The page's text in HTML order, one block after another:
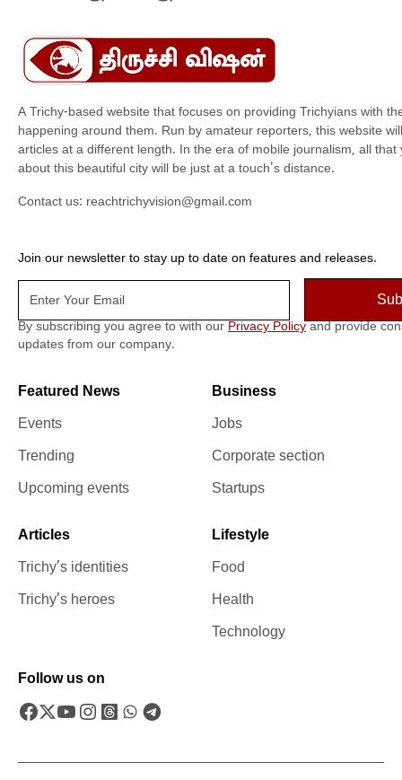
A Trichy-based website that focuses on providing Trichyians with
happening around them. Run by amateur reporters, this website
articles at a different length. In the era of mobile journalism, all that
about this beautiful city will be just at a touch's distance.
Contact us: reachtrichyvision@gmail.com
Join our newsletter to stay up to date on features and releases.
By subscribing you agree to with our Privacy Policy and provide
updates from our company.
Featured News
Events
Trending
Upcoming events
Business
Jobs
Corporate section
Startups
Articles
Trichy’s identities
Trichy’s heroes
Lifestyle
Food
Health
Technology
Follow us on